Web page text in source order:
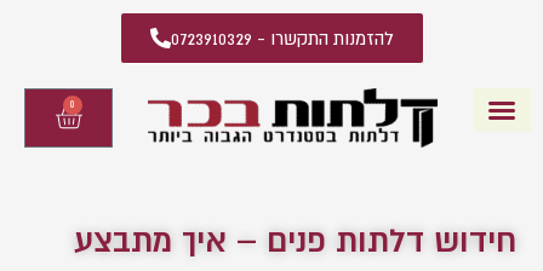
להזמנות התקשרו - 0723910329
0
עגלת
קניות
חידוש דלתות פנים – איך מתבצע